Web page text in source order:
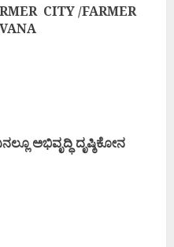
CITY /FARMER
ಅಭಿವೃದ್ಧಿ ದೃಷ್ಠಿಕೋನ